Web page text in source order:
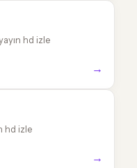
hd izle
→
hd izle
→